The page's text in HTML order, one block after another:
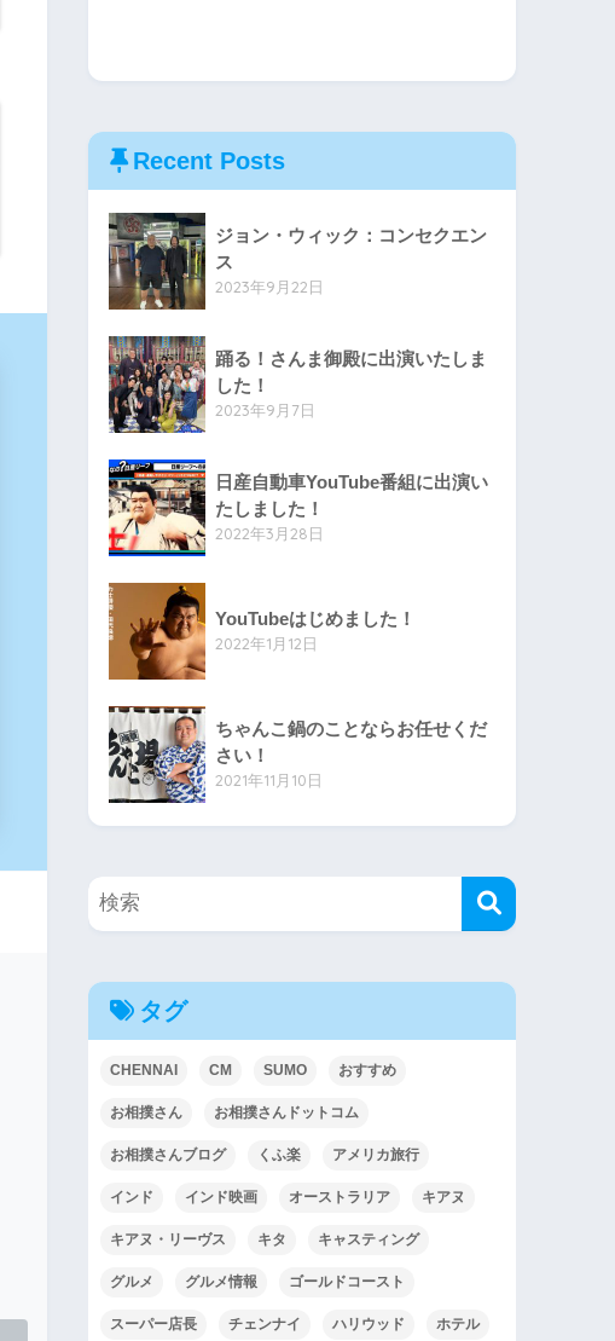
Recent Posts
ジョン・ウィック：コンセクエン
ス
2023年9月22日
踊る！さんま御殿に出演いたしま
した！
2023年9月7日
日産自動車YouTube番組に出演い
たしました！
2022年3月28日
YouTubeはじめました！
2022年1月12日
ちゃんこ鍋のことならお任せくだ
さい！
2021年11月10日
タグ
CHENNAI CM SUMO おすすめ
お相撲さん お相撲さんドットコム
お相撲さんブログ くふ楽 アメリカ旅行
インド インド映画 オーストラリア キアヌ
キアヌ・リーヴス キタ キャスティング
グルメ グルメ情報 ゴールドコースト
スーパー店長 チェンナイ ハリウッド ホテル